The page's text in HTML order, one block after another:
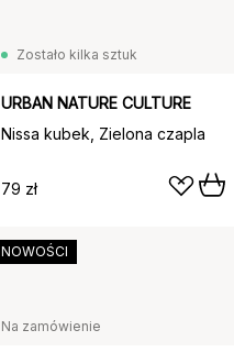
Zostało kilka sztuk
URBAN NATURE CULTURE
Nissa kubek, Zielona czapla
79 zł
Na zamówienie
NOWOŚCI